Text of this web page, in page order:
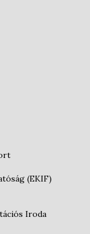
(EKIF)
Iroda